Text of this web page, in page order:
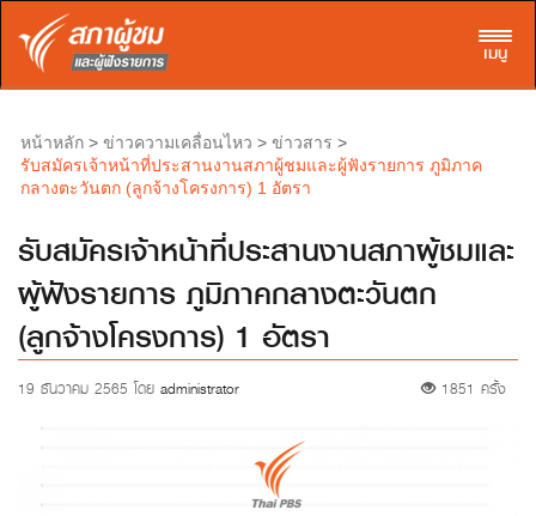
เมนู
หน้าหลัก > ข่าวความเคลื่อนไหว > ข่าวสาร >
รับสมัครเจ้าหน้าที่ประสานงานสภาผู้ชมและผู้ฟังรายการ ภูมิภาค
กลางตะวันตก (ลูกจ้างโครงการ) 1 อัตรา
รับสมัครเจ้าหน้าที่ประสานงานสภาผู้ชมและ
ผู้ฟังรายการ ภูมิภาคกลางตะวันตก
(ลูกจ้างโครงการ) 1 อัตรา
19 ธันวาคม 2565 โดย administrator 1851 ครั้ง